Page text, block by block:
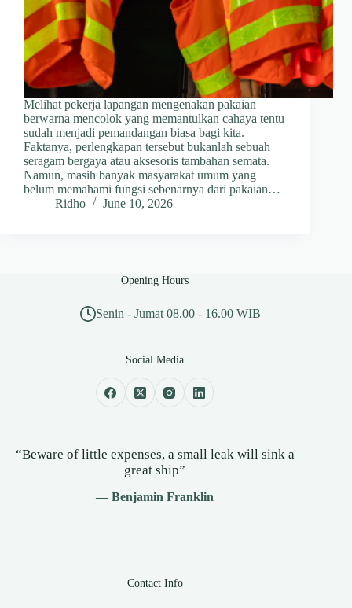
Melihat pekerja lapangan mengenakan pakaian
berwarna mencolok yang memantulkan cahaya tentu
sudah menjadi pemandangan biasa bagi kita.
Faktanya, perlengkapan tersebut bukanlah sebuah
seragam bergaya atau aksesoris tambahan semata.
Namun, masih banyak masyarakat umum yang
belum memahami fungsi sebenarnya dari pakaian…
Ridho
June 10, 2026
Opening Hours
Senin - Jumat 08.00 - 16.00 WIB
Social Media
“Beware of little expenses, a small leak will sink a
great ship”
— Benjamin Franklin
Contact Info